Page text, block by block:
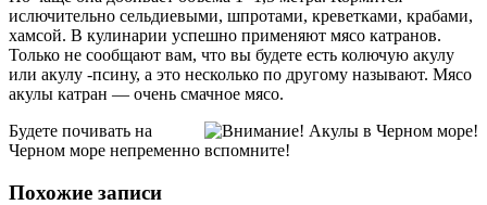
ислючительно сельдиевыми, шпротами, креветками, крабами,
хамсой. В кулинарии успешно применяют мясо катранов.
Только не сообщают вам, что вы будете есть колючую акулу
или акулу -псину, а это несколько по другому называют. Мясо
акулы катран — очень смачное мясо.
Будете почивать на
Черном море непременно вспомните!
Похожие записи